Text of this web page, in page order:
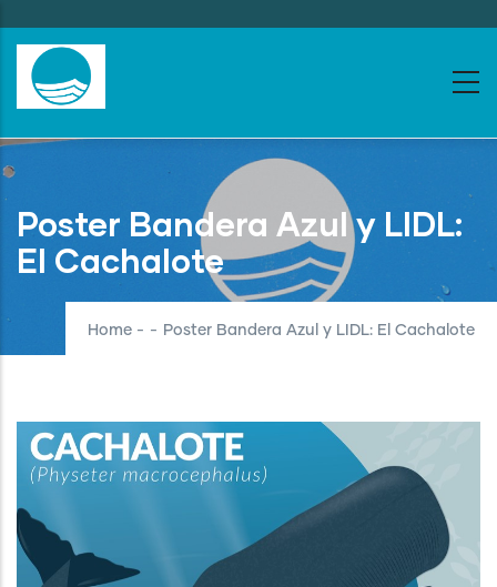
to
main
content
Poster Bandera Azul y LIDL:
El Cachalote
Home - - Poster Bandera Azul y LIDL: El Cachalote